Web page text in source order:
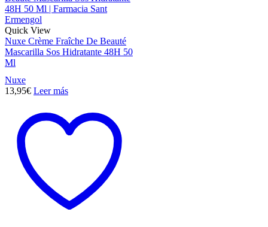
Quick View
Nuxe Crème Fraîche De Beauté
Mascarilla Sos Hidratante 48H 50
Ml
Nuxe
13,95€ Leer más